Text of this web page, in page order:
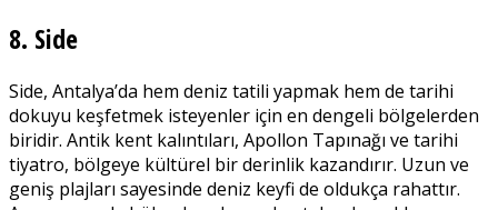
8. Side
Side, Antalya’da hem deniz tatili yapmak hem de tarihi
dokuyu keşfetmek isteyenler için en dengeli bölgelerden
biridir. Antik kent kalıntıları, Apollon Tapınağı ve tarihi
tiyatro, bölgeye kültürel bir derinlik kazandırır. Uzun ve
geniş plajları sayesinde deniz keyfi de oldukça rahattır.